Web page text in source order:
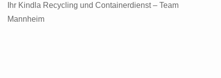
Ihr Kindla Recycling und Containerdienst – Team
Mannheim